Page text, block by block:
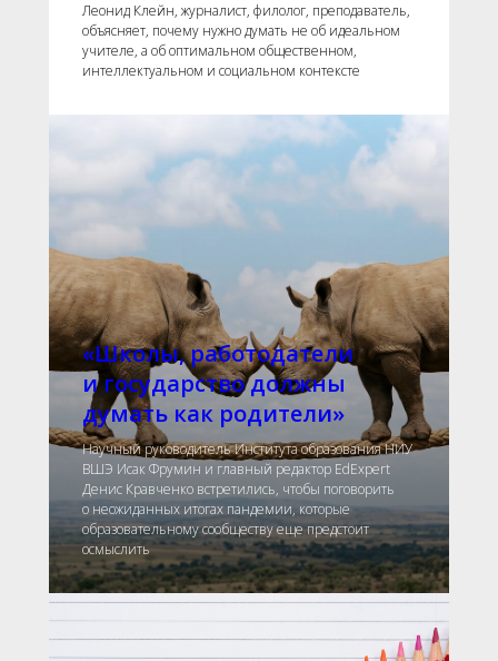
Леонид Клейн, журналист, филолог, преподаватель,
объясняет, почему нужно думать не об идеальном
учителе, а об оптимальном общественном,
интеллектуальном и социальном контексте
«Школы, работодатели
и государство должны
думать как родители»
Научный руководитель Института образования НИУ
ВШЭ Исак Фрумин и главный редактор EdExpert
Денис Кравченко встретились, чтобы поговорить
о неожиданных итогах пандемии, которые
образовательному сообществу еще предстоит
осмыслить